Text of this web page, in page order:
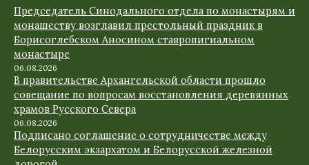
Председатель Синодального отдела по монастырям и
монашеству возглавил престольный праздник в
Борисоглебском Аносином ставропигиальном
монастыре
06.08.2026
В правительстве Архангельской области прошло
совещание по вопросам восстановления деревянных
храмов Русского Севера
06.08.2026
Подписано соглашение о сотрудничестве между
Белорусским экзархатом и Белорусской железной